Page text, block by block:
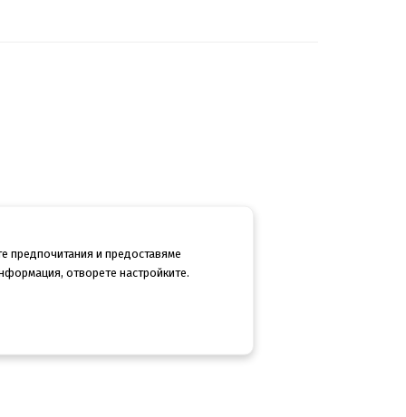
предпочитания и предоставяме
отворете настройките.